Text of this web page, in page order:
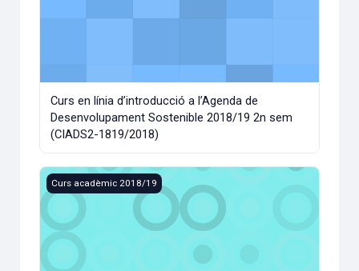
Curs en línia d’introducció a l’Agenda de
Desenvolupament Sostenible 2018/19 2n sem
(CIADS2-1819/2018)
Foc - 1819 (Cfoc-1819/2018)
Curs acadèmic 2018/19